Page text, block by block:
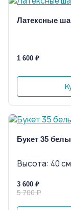
Латексные
1 600 ₽
Букет 35
Высота: 40
3 600 ₽
5 700 ₽